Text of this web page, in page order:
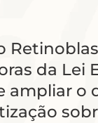
da Lei
ampliar o